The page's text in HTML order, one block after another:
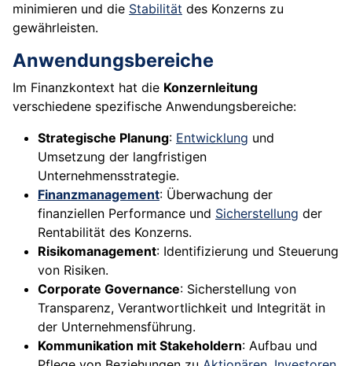
minimieren und die Stabilität des Konzerns zu
gewährleisten.
Anwendungsbereiche
Im Finanzkontext hat die Konzernleitung
verschiedene spezifische Anwendungsbereiche:
Strategische Planung: Entwicklung und
Umsetzung der langfristigen
Unternehmensstrategie.
Finanzmanagement: Überwachung der
finanziellen Performance und Sicherstellung der
Rentabilität des Konzerns.
Risikomanagement: Identifizierung und Steuerung
von Risiken.
Corporate Governance: Sicherstellung von
Transparenz, Verantwortlichkeit und Integrität in
der Unternehmensführung.
Kommunikation mit Stakeholdern: Aufbau und